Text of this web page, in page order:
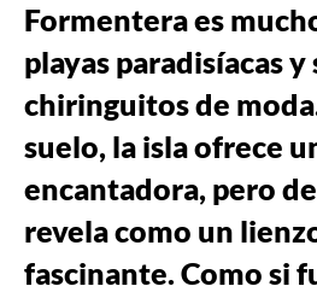
Formentera es
playas paradisíacas y
chiringuitos de
suelo, la isla ofrece
encantadora, pero
revela como un
fascinante. Como si